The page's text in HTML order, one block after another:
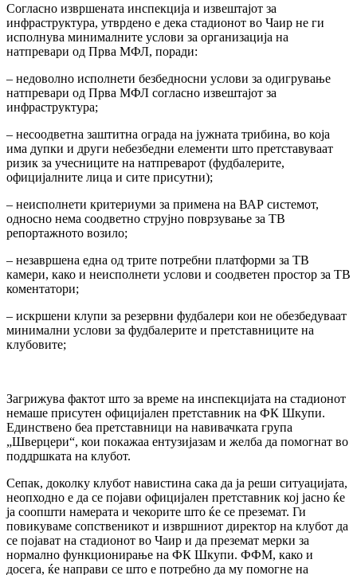
Согласно извршената инспекција и извештајот за
инфраструктура, утврдено е дека стадионот во Чаир не ги
исполнува минималните услови за организација на
натпревари од Прва МФЛ, поради:
– недоволно исполнети безбедносни услови за одигрување
натпревари од Прва МФЛ согласно извештајот за
инфраструктура;
– несоодветна заштитна ограда на јужната трибина, во која
има дупки и други небезбедни елементи што претставуваат
ризик за учесниците на натпреварот (фудбалерите,
официјалните лица и сите присутни);
– неисполнети критериуми за примена на ВАР системот,
односно нема соодветно струјно поврзување за ТВ
репортажното возило;
– незавршена една од трите потребни платформи за ТВ
камери, како и неисполнети услови и соодветен простор за ТВ
коментатори;
– искршени клупи за резервни фудбалери кои не обезбедуваат
минимални услови за фудбалерите и претставниците на
клубовите;
Загрижува фактот што за време на инспекцијата на стадионот
немаше присутен официјален претставник на ФК Шкупи.
Единствено беа претставници на навивачката група
„Шверцери“, кои покажаа ентузијазам и желба да помогнат во
поддршката на клубот.
Сепак, доколку клубот навистина сака да ја реши ситуацијата,
неопходно е да се појави официјален претставник кој јасно ќе
ја соопшти намерата и чекорите што ќе се преземат. Ги
повикуваме сопственикот и извршниот директор на клубот да
се појават на стадионот во Чаир и да преземат мерки за
нормално функционирање на ФК Шкупи. ФФМ, како и
досега, ќе направи се што е потребно да му помогне на